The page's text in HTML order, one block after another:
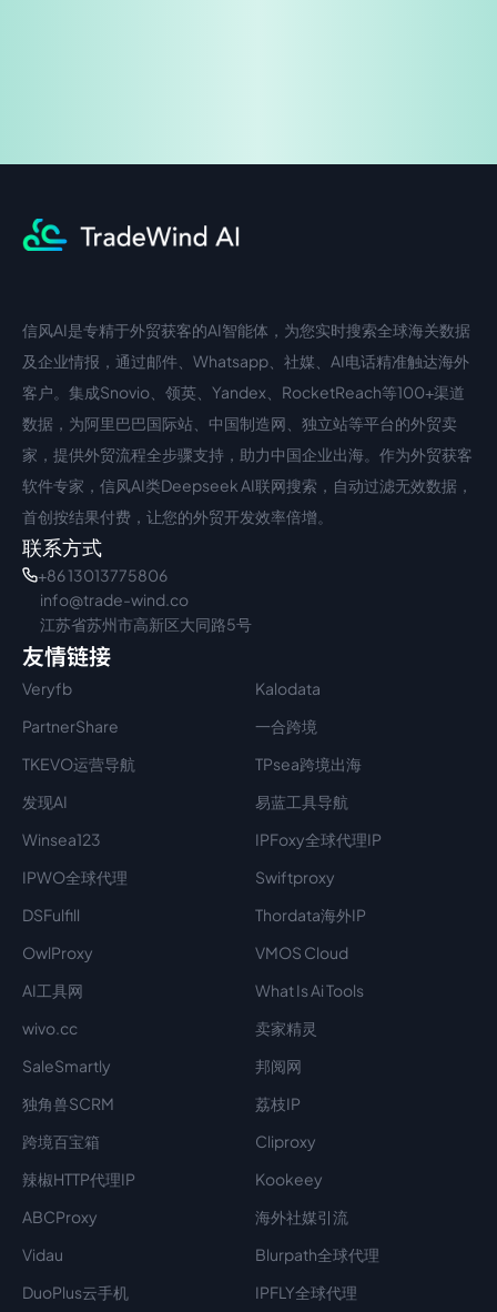
中文入口
信风AI是专精于外贸获客的AI智能体，为您实时搜索全球海关数据
及企业情报，通过邮件、Whatsapp、社媒、AI电话精准触达海外
客户。集成Snovio、领英、Yandex、RocketReach等100+渠道
数据，为阿里巴巴国际站、中国制造网、独立站等平台的外贸卖
家，提供外贸流程全步骤支持，助力中国企业出海。作为外贸获客
软件专家，信风AI类Deepseek AI联网搜索，自动过滤无效数据，
首创按结果付费，让您的外贸开发效率倍增。
联系方式
+86 13013775806
info@trade-wind.co
江苏省苏州市高新区大同路5号
友情链接
Veryfb
Kalodata
PartnerShare
一合跨境
TKEVO运营导航
TPsea跨境出海
发现AI
易蓝工具导航
Winsea123
IPFoxy全球代理IP
IPWO全球代理
Swiftproxy
DSFulfill
Thordata海外IP
OwlProxy
VMOS Cloud
AI工具网
What Is Ai Tools
wivo.cc
卖家精灵
SaleSmartly
邦阅网
独角兽SCRM
荔枝IP
跨境百宝箱
Cliproxy
辣椒HTTP代理IP
Kookeey
ABCProxy
海外社媒引流
Vidau
Blurpath全球代理
DuoPlus云手机
IPFLY全球代理